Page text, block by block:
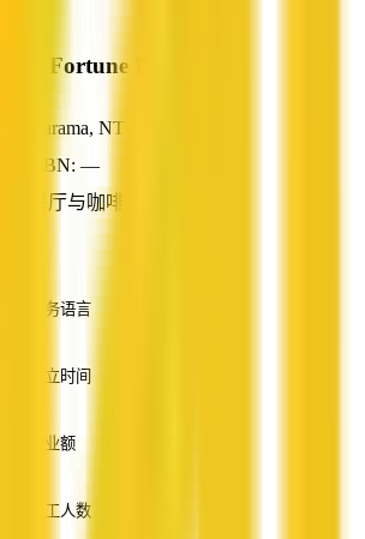
New Fortune Palace
Karama, NT
ABN: —
餐厅与咖啡馆
服务语言
成立时间
营业额
员工人数